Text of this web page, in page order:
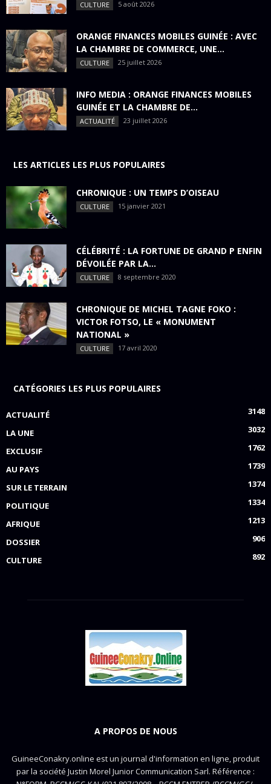
CULTURE 5 août 2026
ORANGE FINANCES MOBILES GUINÉE : AVEC
LA CHAMBRE DE COMMERCE, UNE...
CULTURE 25 juillet 2026
INFO MEDIA : ORANGE FINANCES MOBILES
GUINÉE ET LA CHAMBRE DE...
ACTUALITÉ 23 juillet 2026
LES ARTICLES LES PLUS POPULAIRES
CHRONIQUE : UN TEMPS D’OISEAU
CULTURE 15 janvier 2021
CÉLÉBRITÉ : LA FORTUNE DE GRAND P ENFIN
DÉVOILÉE PAR LA...
CULTURE 8 septembre 2020
CHRONIQUE DE MICHEL TAGNE FOKO :
VICTOR FOTSO, LE « MONUMENT
NATIONAL »
CULTURE 17 avril 2020
CATÉGORIES LES PLUS POPULAIRES
ACTUALITÉ
3148
LA UNE
3032
EXCLUSIF
1762
AU PAYS
1739
SUR LE TERRAIN
1374
POLITIQUE
1334
AFRIQUE
1213
DOSSIER
906
CULTURE
892
A PROPOS DE NOUS
GuineeConakry.online est un journal d'information en ligne, produit
par la société Justin Morel Junior Communication Sarl. Référence :